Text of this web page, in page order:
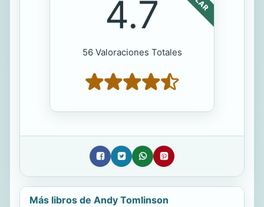
4.7
56 Valoraciones Totales
Más libros de Andy Tomlinson